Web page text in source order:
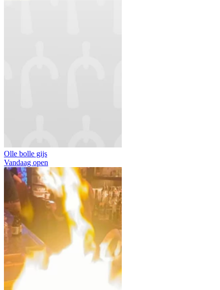
Olle bolle gijs
Vandaag open